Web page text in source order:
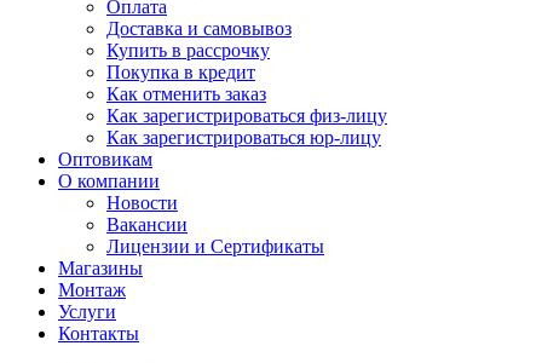
Оплата
Доставка и самовывоз
Купить в рассрочку
Покупка в кредит
Как отменить заказ
Как зарегистрироваться физ-лицу
Как зарегистрироваться юр-лицу
Оптовикам
О компании
Новости
Вакансии
Лицензии и Сертификаты
Магазины
Монтаж
Услуги
Контакты